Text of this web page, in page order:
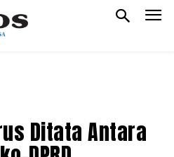
Ditata Antara